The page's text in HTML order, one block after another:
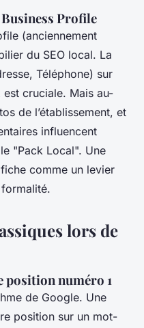
Profile
(anciennement
du SEO local. La
Téléphone) sur
est cruciale. Mais au-
de l’établissement, et
influencent
"Pack Local". Une
comme un levier
lors de
position numéro 1
de Google. Une
position sur un mot-